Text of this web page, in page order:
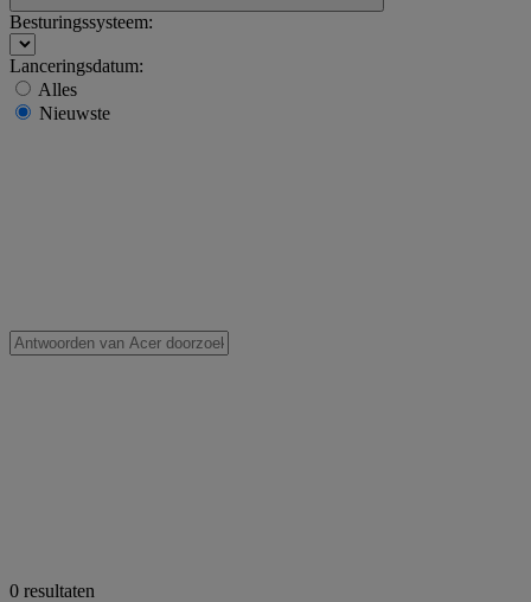
Besturingssysteem:
Lanceringsdatum:
Alles
Nieuwste
0 resultaten